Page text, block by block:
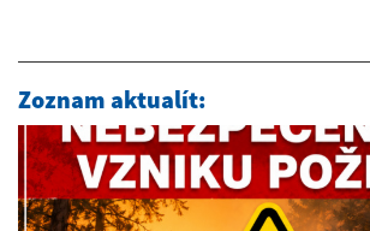
Zoznam aktualít: